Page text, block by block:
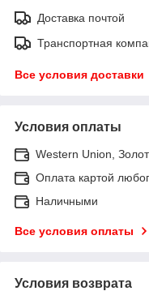
Доставка почтой
Транспортная
Все условия доставки
Условия оплаты
Western Union,
Оплата картой
Наличными
Все условия оплаты
Условия возврата